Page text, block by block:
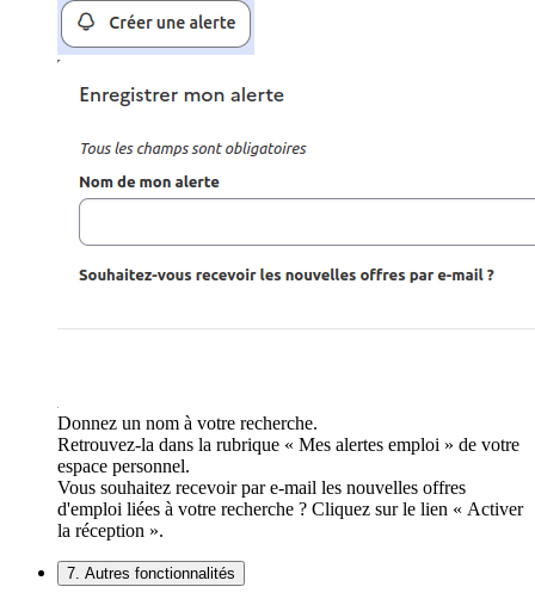
Donnez un nom à votre recherche.
Retrouvez-la dans la rubrique « Mes alertes emploi » de votre
espace personnel.
Vous souhaitez recevoir par e-mail les nouvelles offres
d'emploi liées à votre recherche ? Cliquez sur le lien « Activer
la réception ».
7. Autres fonctionnalités